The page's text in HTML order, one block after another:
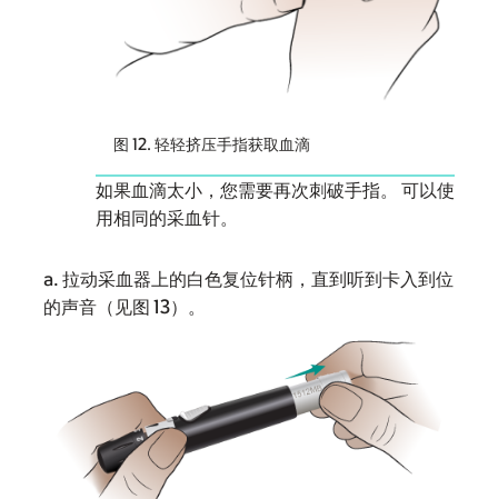
图 12. 轻轻挤压手指获取血滴
如果血滴太小，您需要再次刺破手指。 可以使
用相同的采血针。
a. 拉动采血器上的白色复位针柄，直到听到卡入到位
的声音（见图 13）。